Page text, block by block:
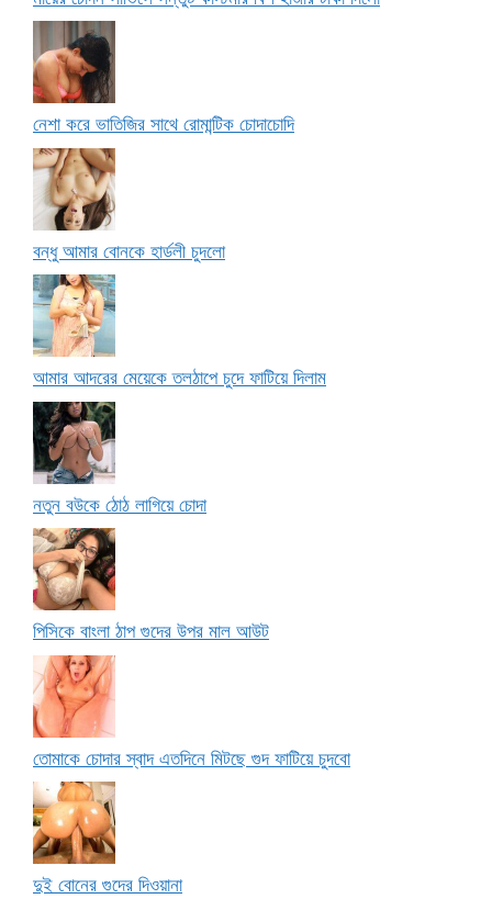
নেশা করে ভাতিজির সাথে রোমান্টিক চোদাচোদি
বন্ধু আমার বোনকে হার্ডলী চুদলো
আমার আদরের মেয়েকে তলঠাপে চুদে ফাটিয়ে দিলাম
নতুন বউকে ঠোঠ লাগিয়ে চোদা
পিসিকে বাংলা ঠাপ গুদের উপর মাল আউট
তোমাকে চোদার স্বাদ এতদিনে মিটছে গুদ ফাটিয়ে চুদবো
দুই বোনের গুদের দিওয়ানা